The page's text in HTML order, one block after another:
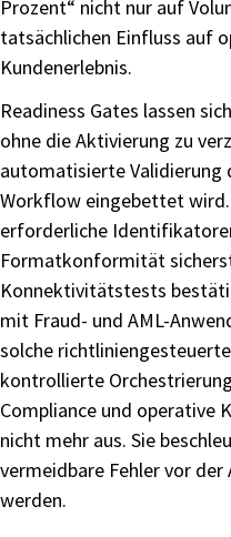
Prozent“ nicht nur auf
tatsächlichen Einfluss auf
Kundenerlebnis.
Readiness Gates lassen
ohne die Aktivierung zu
automatisierte Validierung
Workflow eingebettet
erforderliche
Formatkonformität
Konnektivitätstests
mit Fraud- und AML-
solche
kontrollierte
Compliance und operative
nicht mehr aus. Sie
vermeidbare Fehler vor
werden.